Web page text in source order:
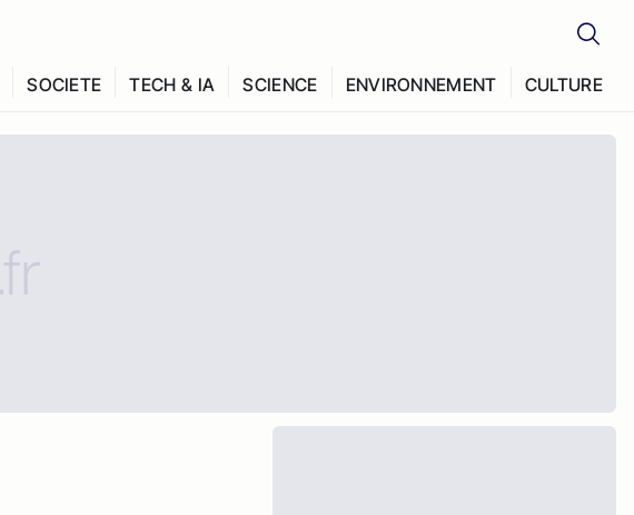
SOCIETE TECH & IA SCIENCE ENVIRONNEMENT CULTURE